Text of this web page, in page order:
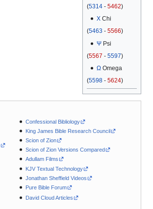
(5314 - 5462)
ΧChi
(5463 - 5566)
ΨPsi
(5567 - 5597)
ΩOmega
(5598 - 5624)
Confessional Bibliology
King James Bible Research Council
Scion of Zion
Scion of Zion Versions Compared
Adullam Films
KJV Textual Technology
Jonathan Sheffield Videos
Pure Bible Forum
David Cloud Articles